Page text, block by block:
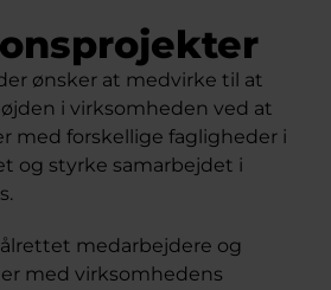
ønsker at medvirke til at
i virksomheden ved at
med forskellige fagligheder i
og styrke samarbejdet i
medarbejdere og
med virksomhedens